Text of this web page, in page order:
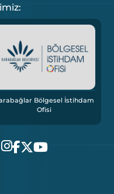
Bölgesel İstihdam
Ofisi